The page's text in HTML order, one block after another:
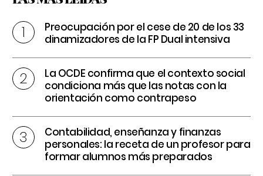
Preocupación por el cese de 20 de los 33
dinamizadores de la FP Dual intensiva
La OCDE confirma que el contexto social
condiciona más que las notas con la
orientación como contrapeso
Contabilidad, enseñanza y finanzas
personales: la receta de un profesor para
formar alumnos más preparados